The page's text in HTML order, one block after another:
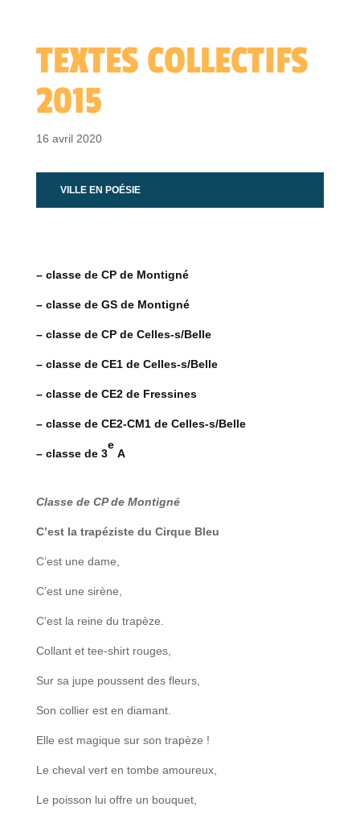
TEXTES COLLECTIFS
2015
16 avril 2020
VILLE EN POÉSIE
– classe de CP de Montigné
– classe de GS de Montigné
– classe de CP de Celles-s/Belle
– classe de CE1 de Celles-s/Belle
– classe de CE2 de Fressines
– classe de CE2-CM1 de Celles-s/Belle
– classe de 3
e
A
Classe de CP de Montigné
C’est la trapéziste du Cirque Bleu
C’est une dame,
C’est une sirène,
C’est la reine du trapèze.
Collant et tee-shirt rouges,
Sur sa jupe poussent des fleurs,
Son collier est en diamant.
Elle est magique sur son trapèze !
Le cheval vert en tombe amoureux,
Le poisson lui offre un bouquet,